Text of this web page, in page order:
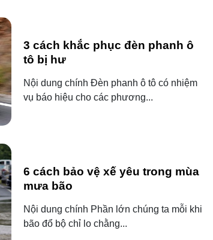
3 cách khắc phục đèn phanh ô
tô bị hư
Nội dung chính Đèn phanh ô tô có nhiệm
vụ báo hiệu cho các phương...
6 cách bảo vệ xế yêu trong mùa
mưa bão
Nội dung chính Phần lớn chúng ta mỗi khi
bão đổ bộ chỉ lo chằng...